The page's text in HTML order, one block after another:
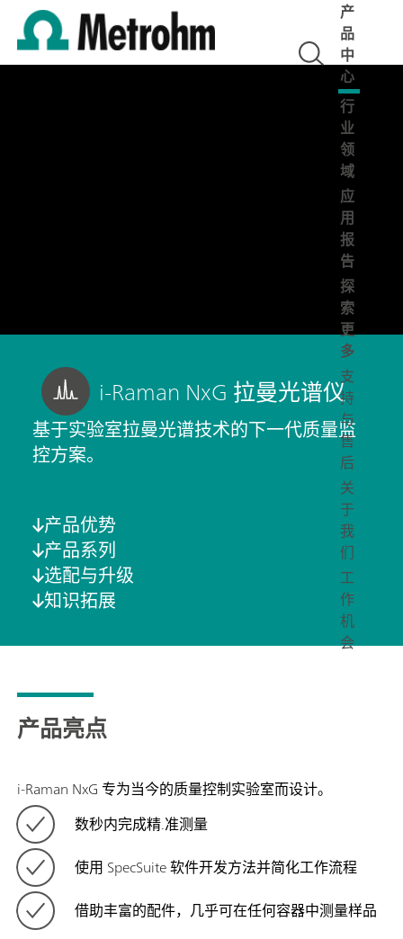
产
品
中
心
行
业
领
域
应
用
报
告
探
索
更
多
支
持
与
售
后
关
于
我
们
工
作
机
会
i-Raman NxG 拉曼光谱仪
基于实验室拉曼光谱技术的下一代质量监
控方案。
产品优势
产品系列
选配与升级
知识拓展
产品亮点
i-Raman NxG 专为当今的质量控制实验室而设计。
数秒内完成精.准测量
使用 SpecSuite 软件开发方法并简化工作流程
借助丰富的配件，几乎可在任何容器中测量样品